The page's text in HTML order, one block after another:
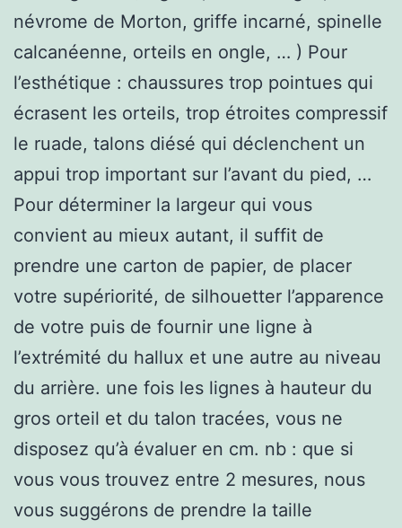
névrome de Morton, griffe incarné, spinelle
calcanéenne, orteils en ongle, … ) Pour
l’esthétique : chaussures trop pointues qui
écrasent les orteils, trop étroites compressif
le ruade, talons diésé qui déclenchent un
appui trop important sur l’avant du pied, …
Pour déterminer la largeur qui vous
convient au mieux autant, il suffit de
prendre une carton de papier, de placer
votre supériorité, de silhouetter l’apparence
de votre puis de fournir une ligne à
l’extrémité du hallux et une autre au niveau
du arrière. une fois les lignes à hauteur du
gros orteil et du talon tracées, vous ne
disposez qu’à évaluer en cm. nb : que si
vous vous trouvez entre 2 mesures, nous
vous suggérons de prendre la taille